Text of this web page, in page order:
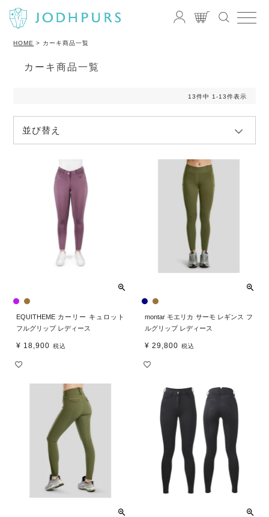
HOME カーキ商品一覧
カーキ商品一覧
並び替え
13件中 1 -13件表示
EQUITHEME カーリー キュロット
フルグリップ レディース
¥ 18,900 税込
montar モエリカ サーモ レギンス フ
ルグリップ レディース
¥ 29,800 税込